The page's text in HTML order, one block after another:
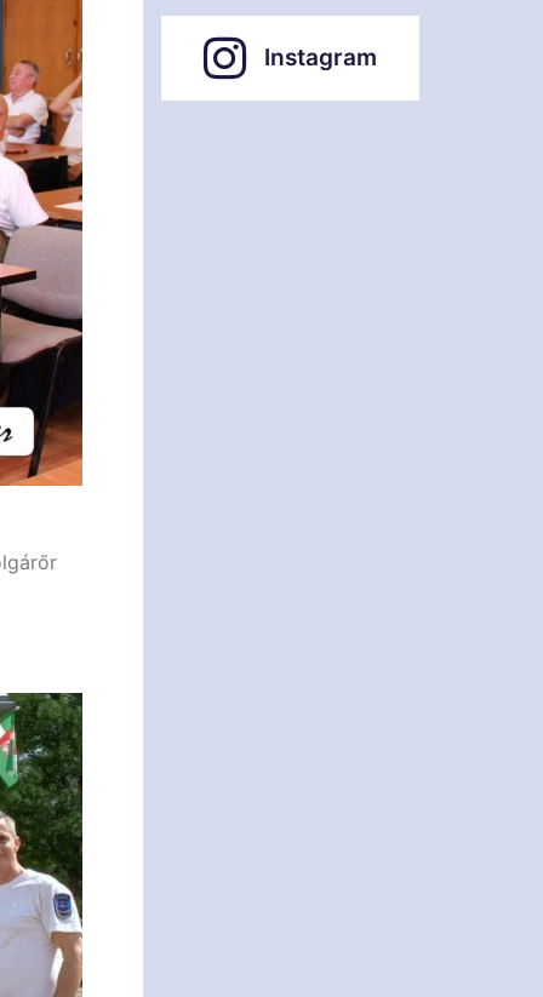
Instagram